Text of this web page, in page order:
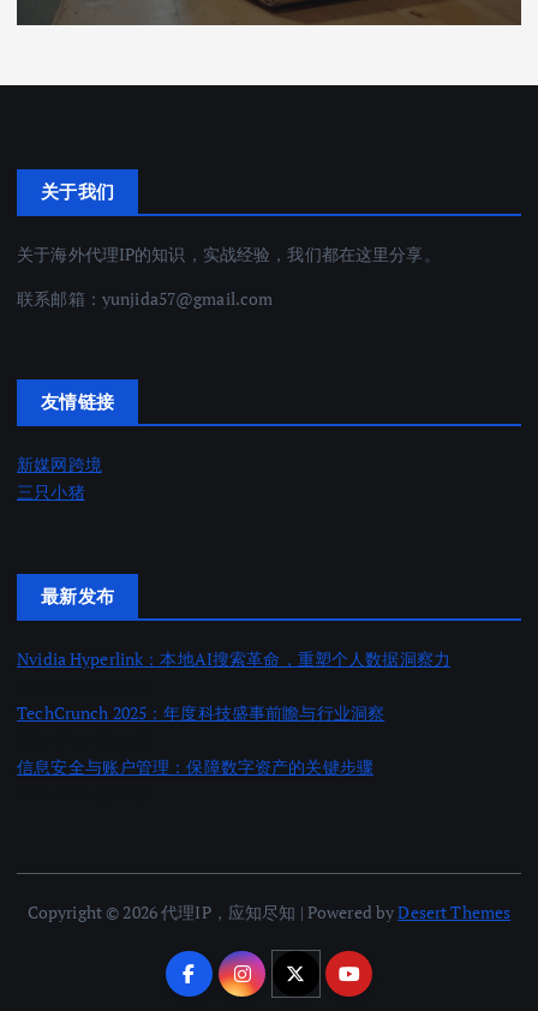
关于我们
关于海外代理IP的知识，实战经验，我们都在这里分享。
联系邮箱： yunjida57@gmail.com
友情链接
新媒网跨境
三只小猪
最新发布
Nvidia Hyperlink：本地AI搜索革命，重塑个人数据洞察力
TechCrunch 2025：年度科技盛事前瞻与行业洞察
信息安全与账户管理：保障数字资产的关键步骤
Copyright © 2026 代理IP，应知尽知 | Powered byDesert Themes